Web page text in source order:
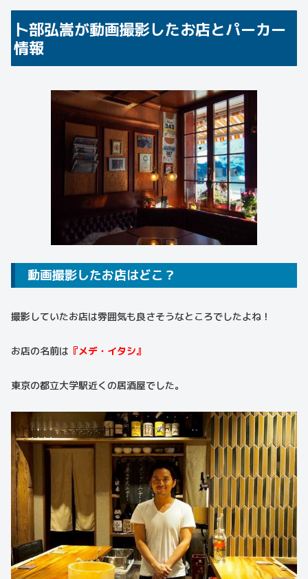
卜部弘嵩が動画撮影したお店とパーカー
情報
動画撮影したお店はどこ？
撮影していたお店は雰囲気も良さそうなところでしたよね！
お店の名前は 『メデ・イタシ』
東京の都立大学駅近くの居酒屋でした。